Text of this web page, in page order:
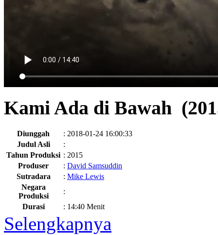
Kami Ada di Bawah
Diunggah : 2018-01-24 16:00:33
Judul Asli
:
Tahun Produksi : 2015
Produser
: David Samsuddin
Sutradara
: Mike Lewis
Negara
Produksi
:
Durasi
: 14:40 Menit
Selengkapnya